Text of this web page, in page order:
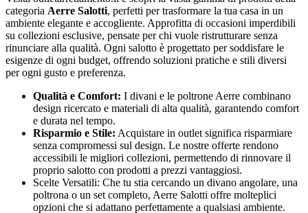
categoria Aerre Salotti, perfetti per trasformare la tua casa in un
ambiente elegante e accogliente. Approfitta di occasioni imperdibili
su collezioni esclusive, pensate per chi vuole ristrutturare senza
rinunciare alla qualità. Ogni salotto è progettato per soddisfare le
esigenze di ogni budget, offrendo soluzioni pratiche e stili diversi
per ogni gusto e preferenza.
Qualità e Comfort: I divani e le poltrone Aerre combinano
design ricercato e materiali di alta qualità, garantendo comfort
e durata nel tempo.
Risparmio e Stile: Acquistare in outlet significa risparmiare
senza compromessi sul design. Le nostre offerte rendono
accessibili le migliori collezioni, permettendo di rinnovare il
proprio salotto con prodotti a prezzi vantaggiosi.
Scelte Versatili: Che tu stia cercando un divano angolare, una
poltrona o un set completo, Aerre Salotti offre molteplici
opzioni che si adattano perfettamente a qualsiasi ambiente.